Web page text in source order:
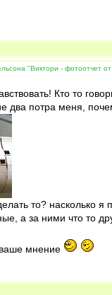
"Виктори - фотоотчет от
Кто то
два потра меня,
то? насколько
а за ними что то
мнение